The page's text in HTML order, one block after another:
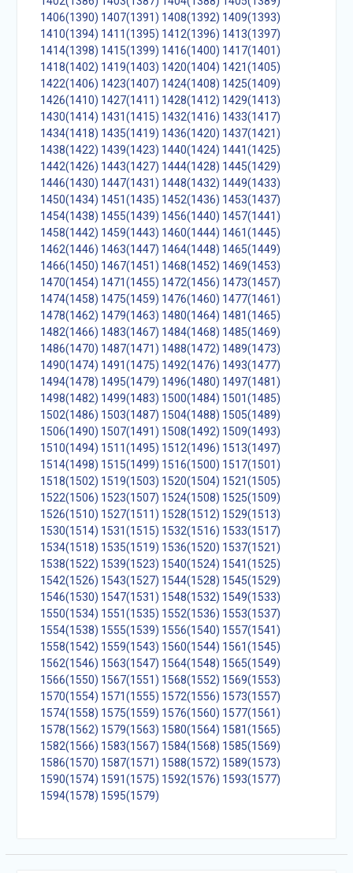
1406(1390) 1407(1391) 1408(1392) 1409(1393)
1410(1394) 1411(1395) 1412(1396) 1413(1397)
1414(1398) 1415(1399) 1416(1400) 1417(1401)
1418(1402) 1419(1403) 1420(1404) 1421(1405)
1422(1406) 1423(1407) 1424(1408) 1425(1409)
1426(1410) 1427(1411) 1428(1412) 1429(1413)
1430(1414) 1431(1415) 1432(1416) 1433(1417)
1434(1418) 1435(1419) 1436(1420) 1437(1421)
1438(1422) 1439(1423) 1440(1424) 1441(1425)
1442(1426) 1443(1427) 1444(1428) 1445(1429)
1446(1430) 1447(1431) 1448(1432) 1449(1433)
1450(1434) 1451(1435) 1452(1436) 1453(1437)
1454(1438) 1455(1439) 1456(1440) 1457(1441)
1458(1442) 1459(1443) 1460(1444) 1461(1445)
1462(1446) 1463(1447) 1464(1448) 1465(1449)
1466(1450) 1467(1451) 1468(1452) 1469(1453)
1470(1454) 1471(1455) 1472(1456) 1473(1457)
1474(1458) 1475(1459) 1476(1460) 1477(1461)
1478(1462) 1479(1463) 1480(1464) 1481(1465)
1482(1466) 1483(1467) 1484(1468) 1485(1469)
1486(1470) 1487(1471) 1488(1472) 1489(1473)
1490(1474) 1491(1475) 1492(1476) 1493(1477)
1494(1478) 1495(1479) 1496(1480) 1497(1481)
1498(1482) 1499(1483) 1500(1484) 1501(1485)
1502(1486) 1503(1487) 1504(1488) 1505(1489)
1506(1490) 1507(1491) 1508(1492) 1509(1493)
1510(1494) 1511(1495) 1512(1496) 1513(1497)
1514(1498) 1515(1499) 1516(1500) 1517(1501)
1518(1502) 1519(1503) 1520(1504) 1521(1505)
1522(1506) 1523(1507) 1524(1508) 1525(1509)
1526(1510) 1527(1511) 1528(1512) 1529(1513)
1530(1514) 1531(1515) 1532(1516) 1533(1517)
1534(1518) 1535(1519) 1536(1520) 1537(1521)
1538(1522) 1539(1523) 1540(1524) 1541(1525)
1542(1526) 1543(1527) 1544(1528) 1545(1529)
1546(1530) 1547(1531) 1548(1532) 1549(1533)
1550(1534) 1551(1535) 1552(1536) 1553(1537)
1554(1538) 1555(1539) 1556(1540) 1557(1541)
1558(1542) 1559(1543) 1560(1544) 1561(1545)
1562(1546) 1563(1547) 1564(1548) 1565(1549)
1566(1550) 1567(1551) 1568(1552) 1569(1553)
1570(1554) 1571(1555) 1572(1556) 1573(1557)
1574(1558) 1575(1559) 1576(1560) 1577(1561)
1578(1562) 1579(1563) 1580(1564) 1581(1565)
1582(1566) 1583(1567) 1584(1568) 1585(1569)
1586(1570) 1587(1571) 1588(1572) 1589(1573)
1590(1574) 1591(1575) 1592(1576) 1593(1577)
1594(1578) 1595(1579)